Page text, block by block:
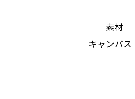
素材
キャンバス